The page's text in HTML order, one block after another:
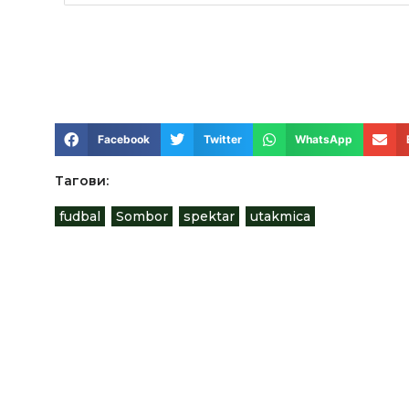
Facebook Twitter WhatsApp
Тагови:
fudbal Sombor spektar utakmica